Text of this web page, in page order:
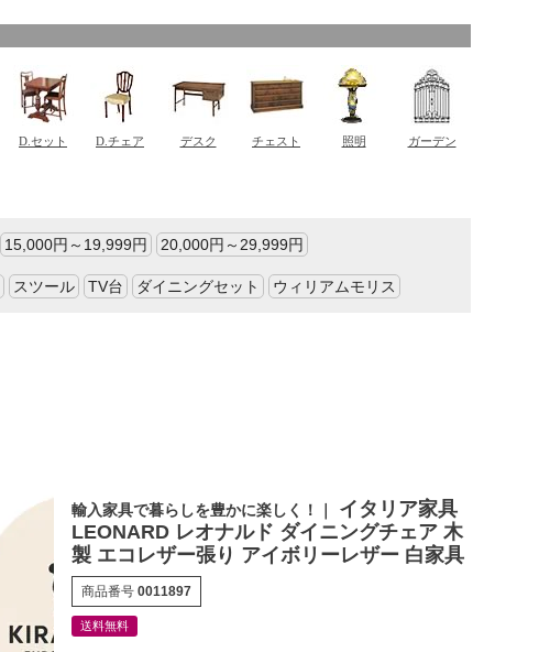
15,000円～19,999円 20,000円～29,999円
スツール TV台 ダイニングセット ウィリアムモリス
輸入家具で暮らしを豊かに楽しく！｜
イタリア家具
LEONARD レオナルド ダイニングチェア 木
製 エコレザー張り アイボリーレザー 白家具
商品番号 0011897
送料無料